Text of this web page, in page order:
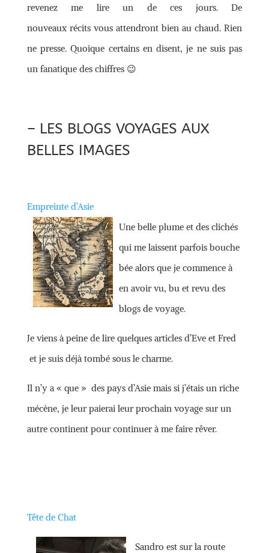
revenez me lire un de ces jours. De
nouveaux récits vous attendront bien au chaud. Rien
ne presse. Quoique certains en disent, je ne suis pas
un fanatique des chiffres 😉
– LES BLOGS VOYAGES AUX
BELLES IMAGES
Empreinte d’Asie
Une belle plume et des clichés
qui me laissent parfois bouche
bée alors que je commence à
en avoir vu, bu et revu des
blogs de voyage.
Je viens à peine de lire quelques articles d’Eve et Fred
et je suis déjà tombé sous le charme.
Il n’y a « que » des pays d’Asie mais si j’étais un riche
mécène, je leur paierai leur prochain voyage sur un
autre continent pour continuer à me faire rêver.
Tête de Chat
Sandro est sur la route